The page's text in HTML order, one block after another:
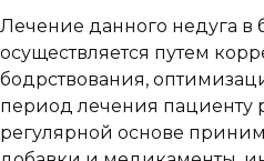
Лечение данного недуга в
осуществляется путем
бодрствования,
период лечения пациенту
регулярной основе